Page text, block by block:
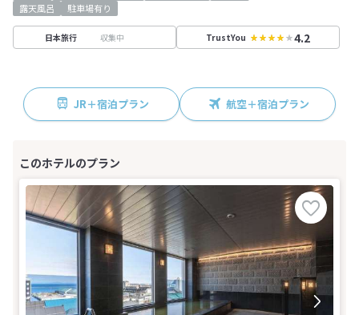
露天風呂
駐車場有り
日本旅行 収集中 TrustYou 4.2
JR＋宿泊プラン 航空＋宿泊プラン